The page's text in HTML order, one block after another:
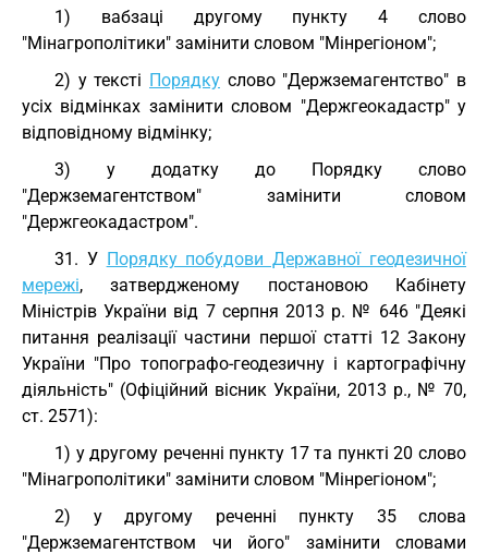
1) вабзаці другому пункту 4 слово
"Мінагрополітики" замінити словом "Мінрегіоном";
2) у тексті Порядку слово "Держземагентство" в
усіх відмінках замінити словом "Держгеокадастр" у
відповідному відмінку;
3) у додатку до Порядку слово
"Держземагентством" замінити словом
"Держгеокадастром".
31. У Порядку побудови Державної геодезичної
мережі, затвердженому постановою Кабінету
Міністрів України від 7 серпня 2013 р. № 646 "Деякі
питання реалізації частини першої статті 12 Закону
України "Про топографо-геодезичну і картографічну
діяльність" (Офіційний вісник України, 2013 р., № 70,
ст. 2571):
1) у другому реченні пункту 17 та пункті 20 слово
"Мінагрополітики" замінити словом "Мінрегіоном";
2) у другому реченні пункту 35 слова
"Держземагентством чи його" замінити словами